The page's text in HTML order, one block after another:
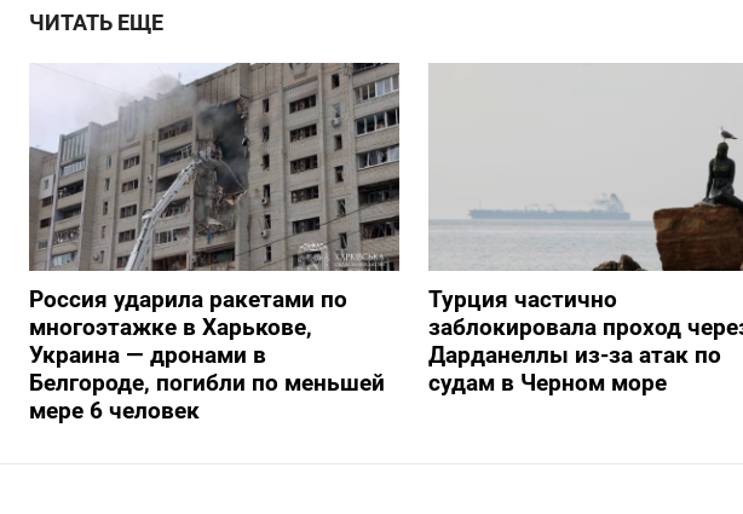
ЧИТАТЬ ЕЩЕ
Россия ударила ракетами по
многоэтажке в Харькове,
Украина — дронами в
Белгороде, погибли по меньшей
мере 6 человек
Турция частично
заблокировала проход
Дарданеллы из-за атак по
судам в Черном море